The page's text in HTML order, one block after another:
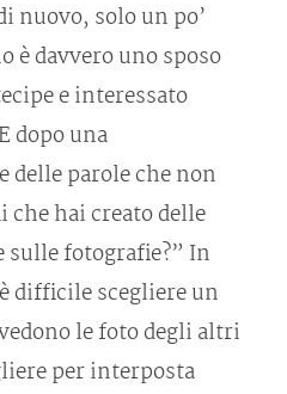
nuovo, solo un po’
è davvero uno sposo
e interessato
dopo una
delle parole che non
che hai creato delle
fotografie?” In
difficile scegliere un
le foto degli altri
per interposta